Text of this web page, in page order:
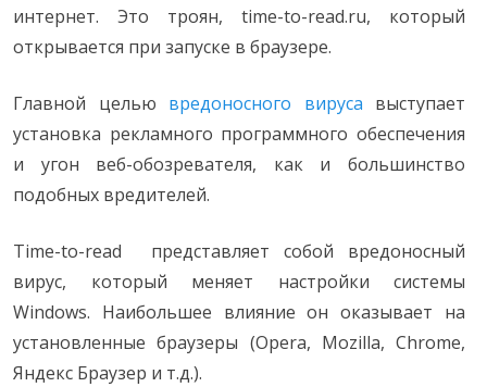
интернет. Это троян, time-to-read.ru, который
открывается при запуске в браузере.
Главной целью вредоносного вируса выступает
установка рекламного программного обеспечения
и угон веб-обозревателя, как и большинство
подобных вредителей.
Time-to-read представляет собой вредоносный
вирус, который меняет настройки системы
Windows. Наибольшее влияние он оказывает на
установленные браузеры (Opera, Mozilla, Chrome,
Яндекс Браузер и т.д.).